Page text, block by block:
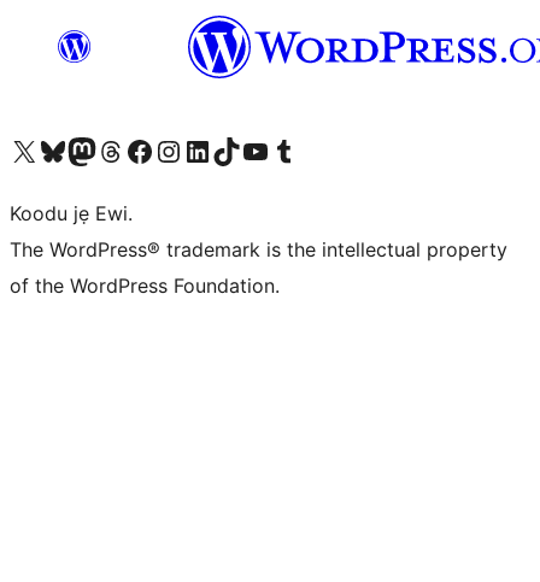
Ṣabẹwo sí àkàùntù X (Twitter tẹ́lẹ̀) waBẹwo akanti Bluesky waLọ sí àkáǹtì Mastodon waBẹwo akanti Threads waṢabẹwo si Facebook waVisit our Instagram account
Visit our LinkedIn account
Bẹwo akanti TikTok waVisit our YouTube channel
Bẹwo akanti Tumblr wa
Koodu jẹ Ewi.
The WordPress® trademark is the intellectual property
of the WordPress Foundation.